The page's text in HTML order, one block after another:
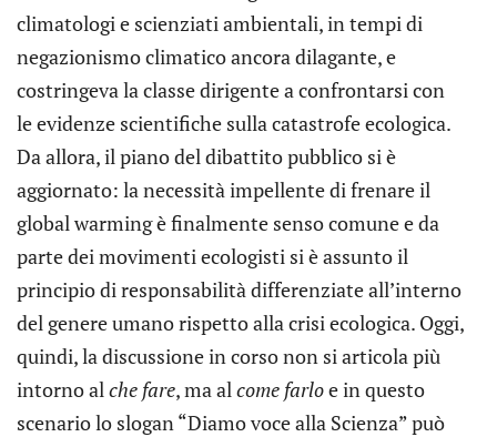
climatologi e scienziati ambientali, in tempi di
negazionismo climatico ancora dilagante, e
costringeva la classe dirigente a confrontarsi con
le evidenze scientifiche sulla catastrofe ecologica.
Da allora, il piano del dibattito pubblico si è
aggiornato: la necessità impellente di frenare il
global warming è finalmente senso comune e da
parte dei movimenti ecologisti si è assunto il
principio di responsabilità differenziate all’interno
del genere umano rispetto alla crisi ecologica. Oggi,
quindi, la discussione in corso non si articola più
intorno alche fare, ma alcome farloe in questo
scenario lo slogan “Diamo voce alla Scienza” può